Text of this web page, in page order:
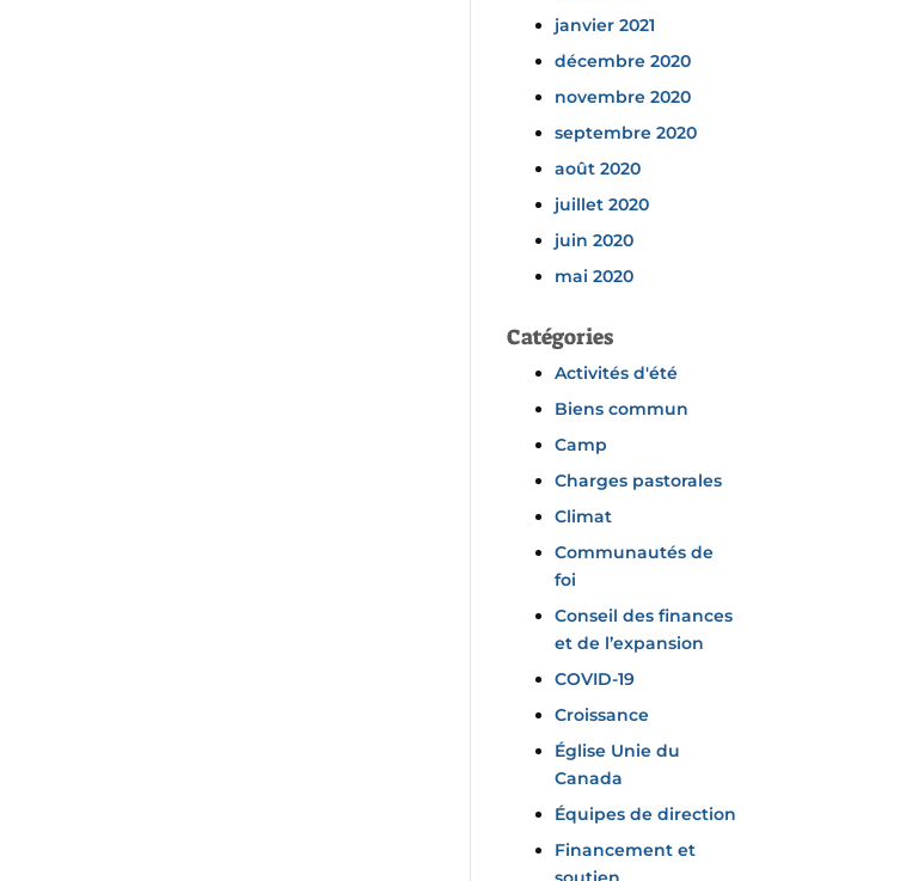
janvier 2021
décembre 2020
novembre 2020
septembre 2020
août 2020
juillet 2020
juin 2020
mai 2020
Catégories
Activités d'été
Biens commun
Camp
Charges pastorales
Climat
Communautés de
foi
Conseil des finances
et de l’expansion
COVID-19
Croissance
Église Unie du
Canada
Équipes de direction
Financement et